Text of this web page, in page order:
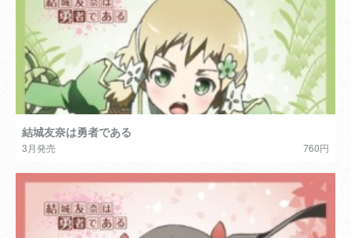
結城友奈は勇者である
3月発売 760円